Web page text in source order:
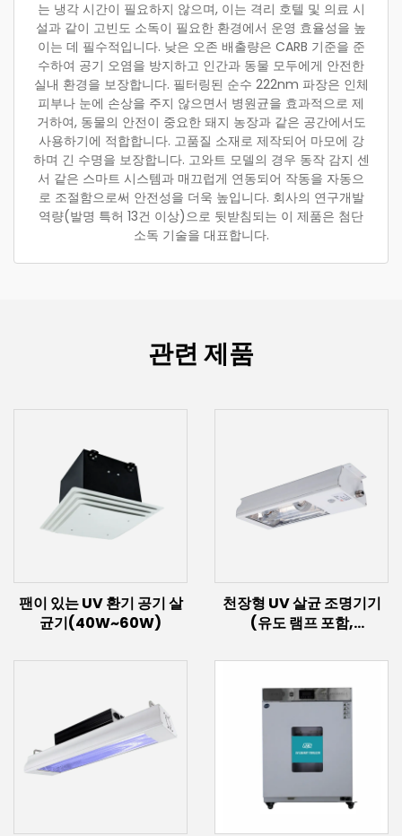
는 냉각 시간이 필요하지 않으며, 이는 격리 호텔 및 의료 시
설과 같이 고빈도 소독이 필요한 환경에서 운영 효율성을 높
이는 데 필수적입니다. 낮은 오존 배출량은 CARB 기준을 준
수하여 공기 오염을 방지하고 인간과 동물 모두에게 안전한
실내 환경을 보장합니다. 필터링된 순수 222nm 파장은 인체
피부나 눈에 손상을 주지 않으면서 병원균을 효과적으로 제
거하여, 동물의 안전이 중요한 돼지 농장과 같은 공간에서도
사용하기에 적합합니다. 고품질 소재로 제작되어 마모에 강
하며 긴 수명을 보장합니다. 고와트 모델의 경우 동작 감지 센
서 같은 스마트 시스템과 매끄럽게 연동되어 작동을 자동으
로 조절함으로써 안전성을 더욱 높입니다. 회사의 연구개발
역량(발명 특허 13건 이상)으로 뒷받침되는 이 제품은 첨단
소독 기술을 대표합니다.
관련 제품
팬이 있는 UV 환기 공기 살
균기(40W~60W)
천장형 UV 살균 조명기기
(유도 램프 포함,